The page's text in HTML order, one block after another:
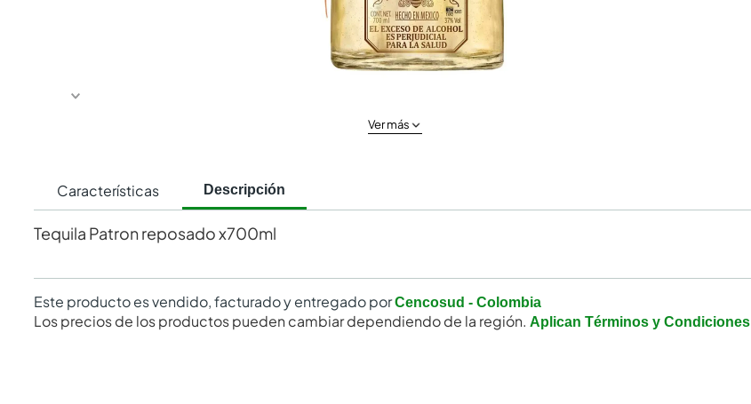
Ver más
Características Descripción
Tequila Patron reposado x700ml
Este producto es vendido, facturado y entregado porCencosud - Colombia
Los precios de los productos pueden cambiar dependiendo de la región. Aplican Términos y Condiciones